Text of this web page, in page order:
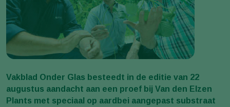
Vakblad Onder Glas besteedt in de editie van 22
augustus aandacht aan een proef bij Van den Elzen
Plants met speciaal op aardbei aangepast substraat